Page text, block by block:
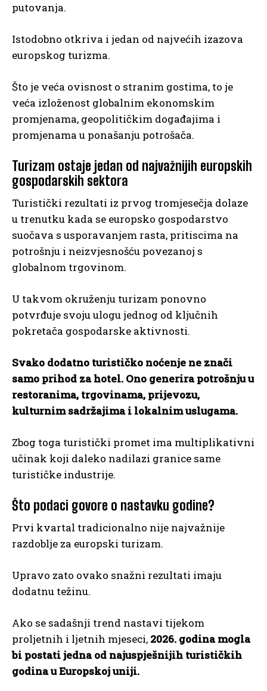
putovanja.
Istodobno otkriva i jedan od najvećih izazova
europskog turizma.
Što je veća ovisnost o stranim gostima, to je
veća izloženost globalnim ekonomskim
promjenama, geopolitičkim događajima i
promjenama u ponašanju potrošača.
Turizam ostaje jedan od najvažnijih europskih
gospodarskih sektora
Turistički rezultati iz prvog tromjesečja dolaze
u trenutku kada se europsko gospodarstvo
suočava s usporavanjem rasta, pritiscima na
potrošnju i neizvjesnošću povezanoj s
globalnom trgovinom.
U takvom okruženju turizam ponovno
potvrđuje svoju ulogu jednog od ključnih
pokretača gospodarske aktivnosti.
Svako dodatno turističko noćenje ne znači
samo prihod za hotel. Ono generira potrošnju u
restoranima, trgovinama, prijevozu,
kulturnim sadržajima i lokalnim uslugama.
Zbog toga turistički promet ima multiplikativni
učinak koji daleko nadilazi granice same
turističke industrije.
Što podaci govore o nastavku godine?
Prvi kvartal tradicionalno nije najvažnije
razdoblje za europski turizam.
Upravo zato ovako snažni rezultati imaju
dodatnu težinu.
Ako se sadašnji trend nastavi tijekom
proljetnih i ljetnih mjeseci, 2026. godina mogla
bi postati jedna od najuspješnijih turističkih
godina u Europskoj uniji.